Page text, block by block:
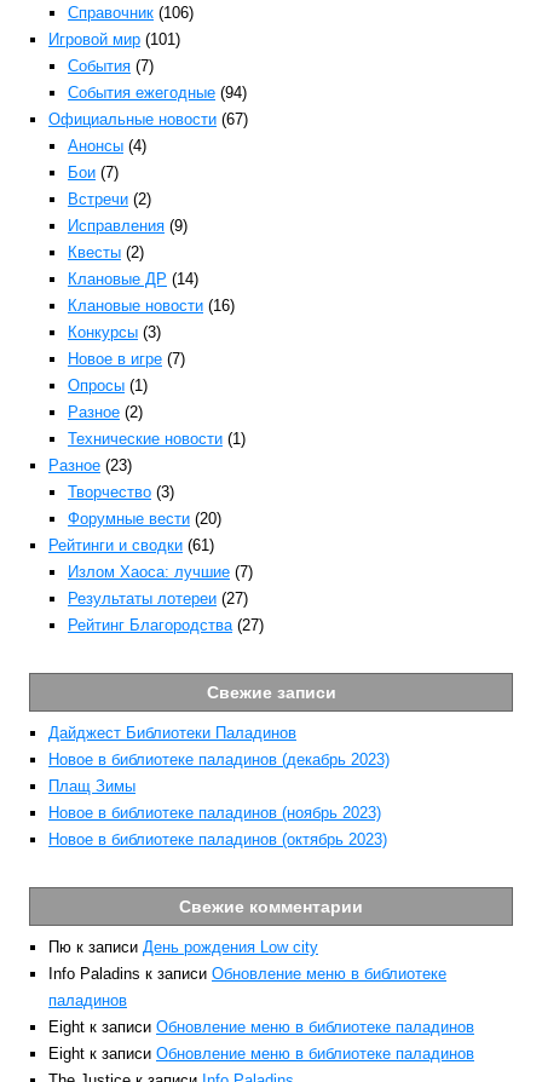
Справочник (106)
Игровой мир (101)
События (7)
События ежегодные (94)
Официальные новости (67)
Анонсы (4)
Бои (7)
Встречи (2)
Исправления (9)
Квесты (2)
Клановые ДР (14)
Клановые новости (16)
Конкурсы (3)
Новое в игре (7)
Опросы (1)
Разное (2)
Технические новости (1)
Разное (23)
Творчество (3)
Форумные вести (20)
Рейтинги и сводки (61)
Излом Хаоса: лучшие (7)
Результаты лотереи (27)
Рейтинг Благородства(27)
Свежие записи
Дайджест Библиотеки Паладинов
Новое в библиотеке паладинов (декабрь 2023)
Плащ Зимы
Новое в библиотеке паладинов (ноябрь 2023)
Новое в библиотеке паладинов (октябрь 2023)
Свежие комментарии
Пю к записи День рождения Low city
Info Paladins к записи Обновление меню в библиотеке
паладинов
Eight к записи Обновление меню в библиотеке паладинов
Eight к записи Обновление меню в библиотеке паладинов